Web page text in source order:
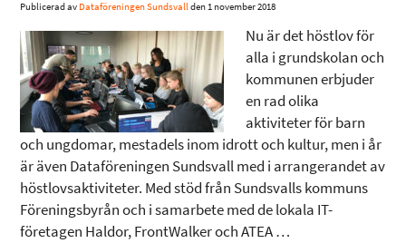
Publicerad av Dataföreningen Sundsvallden1 november 2018
Nu är det höstlov för
alla i grundskolan och
kommunen erbjuder
en rad olika
aktiviteter för barn
och ungdomar, mestadels inom idrott och kultur, men i år
är även Dataföreningen Sundsvall med i arrangerandet av
höstlovsaktiviteter. Med stöd från Sundsvalls kommuns
Föreningsbyrån och i samarbete med de lokala IT-
företagen Haldor, FrontWalker och ATEA …